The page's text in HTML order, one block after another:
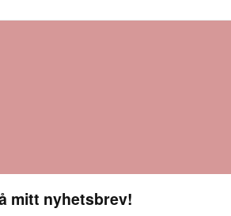
mitt nyhetsbrev!